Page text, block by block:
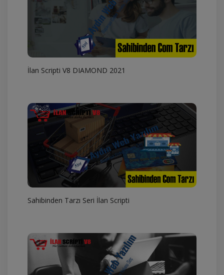
İlan Scripti V8 DIAMOND 2021
Sahibinden Tarzı Seri İlan Scripti